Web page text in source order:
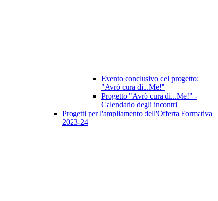
Evento conclusivo del progetto:
"Avrò cura di...Me!"
Progetto "Avrò cura di...Me!" -
Calendario degli incontri
Progetti per l'ampliamento dell'Offerta Formativa
2023-24